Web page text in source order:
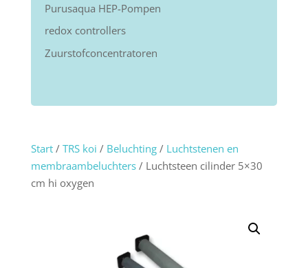
Purusaqua HEP-Pompen
redox controllers
Zuurstofconcentratoren
Start/ TRS koi / Beluchting/ Luchtstenen en
membraambeluchters/ Luchtsteen cilinder 5×30
cm hi oxygen